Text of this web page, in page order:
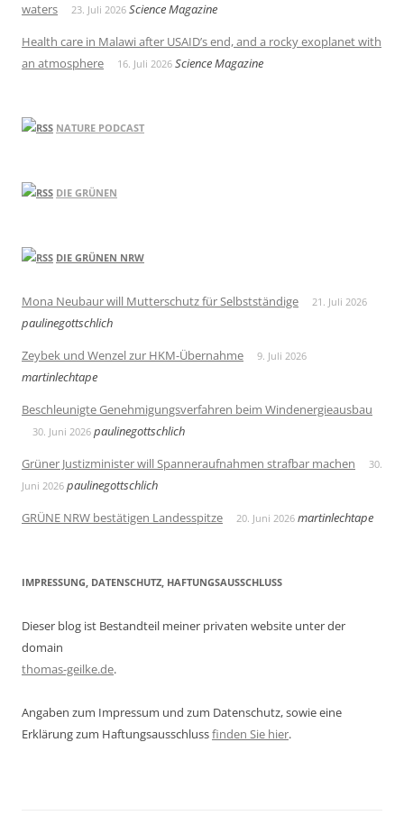
waters
23. Juli 2026 Science Magazine
Health care in Malawi after USAID’s end, and a rocky exoplanet with
an atmosphere
16. Juli 2026 Science Magazine
NATURE PODCAST
DIE GRÜNEN
DIE GRÜNEN NRW
Mona Neubaur will Mutterschutz für Selbstständige 21. Juli 2026
paulinegottschlich
Zeybek und Wenzel zur HKM-Übernahme
9. Juli 2026
martinlechtape
Beschleunigte Genehmigungsverfahren beim Windenergieausbau
30. Juni 2026 paulinegottschlich
Grüner Justizminister will Spanneraufnahmen strafbar machen
30.
Juni 2026 paulinegottschlich
GRÜNE NRW bestätigen Landesspitze
20. Juni 2026 martinlechtape
IMPRESSUNG, DATENSCHUTZ, HAFTUNGSAUSSCHLUSS
Dieser blog ist Bestandteil meiner privaten website unter der
domain
thomas-geilke.de.
Angaben zum Impressum und zum Datenschutz, sowie eine
Erklärung zum Haftungsausschlussfinden Sie hier.